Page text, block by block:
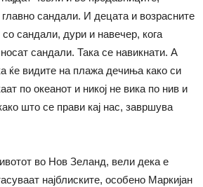
сандали. И децата и возрасните
сандали, дури и навечер, кога
носат сандали. Така се навикнати. А
ќе видите на плажа дечиња како си
по океанот и никој не вика по нив и
што се прави кај нас, завршува
во Нов Зеланд, вели дека е
најблиските, особено Маркијан